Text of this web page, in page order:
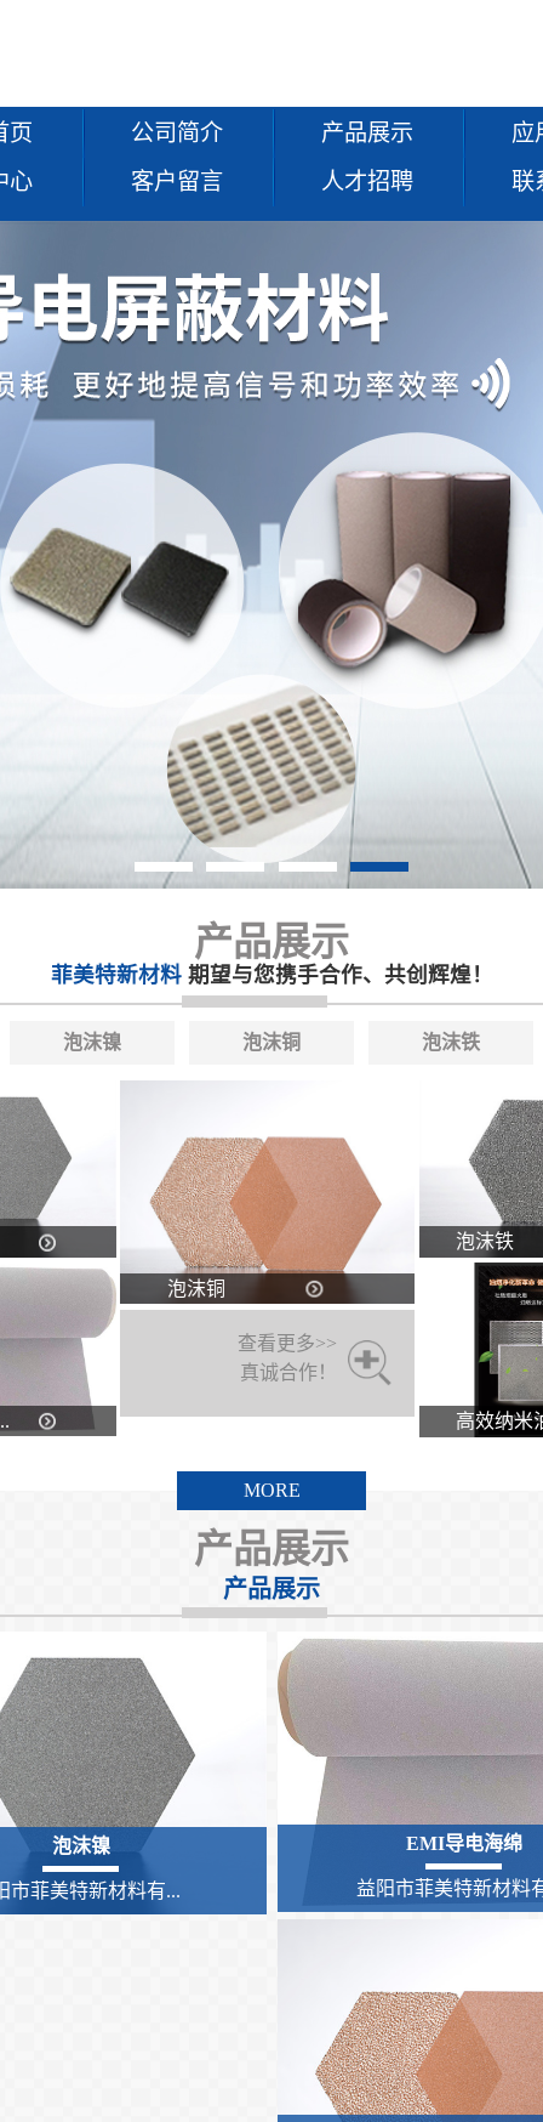
页 公司简介 产品展示
应
心
客户留言 人才招聘 联
产品展示
菲美特新材料 期望与您携手合作、共创辉煌！
泡沫镍 泡沫铜 泡沫铁
泡沫铜
查看更多>>
真诚合作！
泡沫铁
高效纳米
MORE
产品展示
产品展示
泡沫镍
市菲美特新材料有...
EMI导电海绵
益阳市菲美特新材料